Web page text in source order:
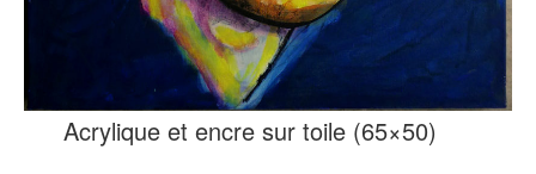
Acrylique et encre sur toile (65×50)